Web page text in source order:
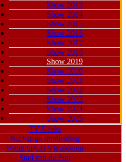
Show 2013
Show 2014
Show 2015
Show 2016
Show 2017
Show 2018
Show 2019
Show 2020
Show 2021
Show 2022
Show 2023
Show 2024
Show 2025
TV-Reeks
Backstage rondleiding
Wintercircus Vlaanderen
Stad van de Sint